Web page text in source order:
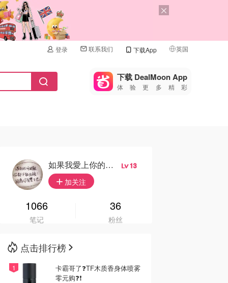
登录 联系我们 下载App 英国
🇺🇸
🇨🇳 中国
🇩🇪
🇦🇺
下载 DealMoon App
体验更多精彩
如果我愛上你的笑容 13
加关注
1066
笔记
36
粉丝
点击排行榜
卡霸哥了❓TF木质香身体喷雾
零元购❓❗